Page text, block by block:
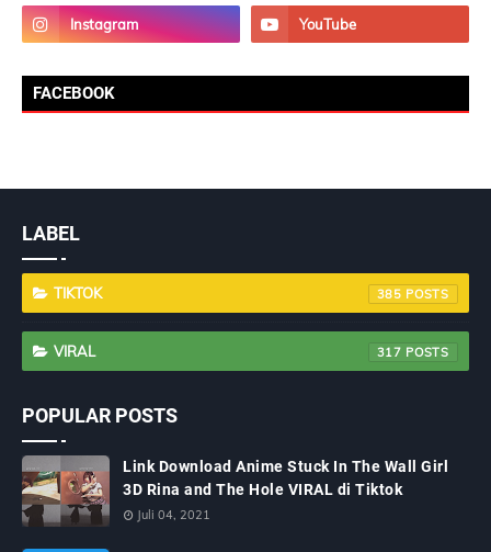
FACEBOOK
LABEL
TIKTOK 385
VIRAL 317
POPULAR POSTS
Link Download Anime Stuck In The Wall Girl
3D Rina and The Hole VIRAL di Tiktok
Juli 04, 2021